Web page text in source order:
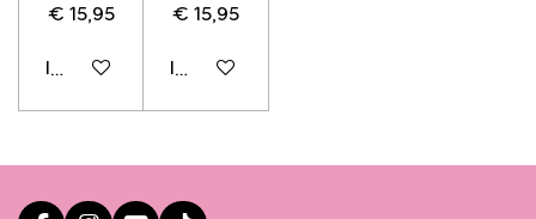
€ 15,95
In winkelwagen
€ 15,95
In winkelwagen